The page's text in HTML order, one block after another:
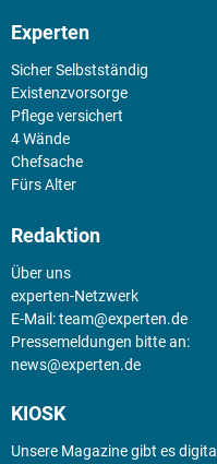
Experten
Sicher Selbstständig
Existenz­vorsorge
Pflege versichert
4 Wände
Chefsache
Fürs Alter
Redaktion
Über uns
experten-Netzwerk
E-Mail:team@experten.de
Pressemeldungen bitte an:
news@experten.de
KIOSK
Unsere Magazine gibt es digital